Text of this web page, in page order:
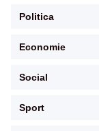
Politica
Economie
Social
Sport